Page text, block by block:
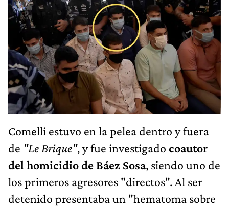
Comelli estuvo en la pelea dentro y fuera
de "Le Brique", y fue investigado coautor
del homicidio de Báez Sosa, siendo uno de
los primeros agresores "directos". Al ser
detenido presentaba un "hematoma sobre